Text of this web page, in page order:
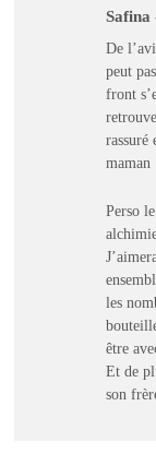
Safina
De
peut
front
rassuré
maman
Perso
les
être
Et de
son